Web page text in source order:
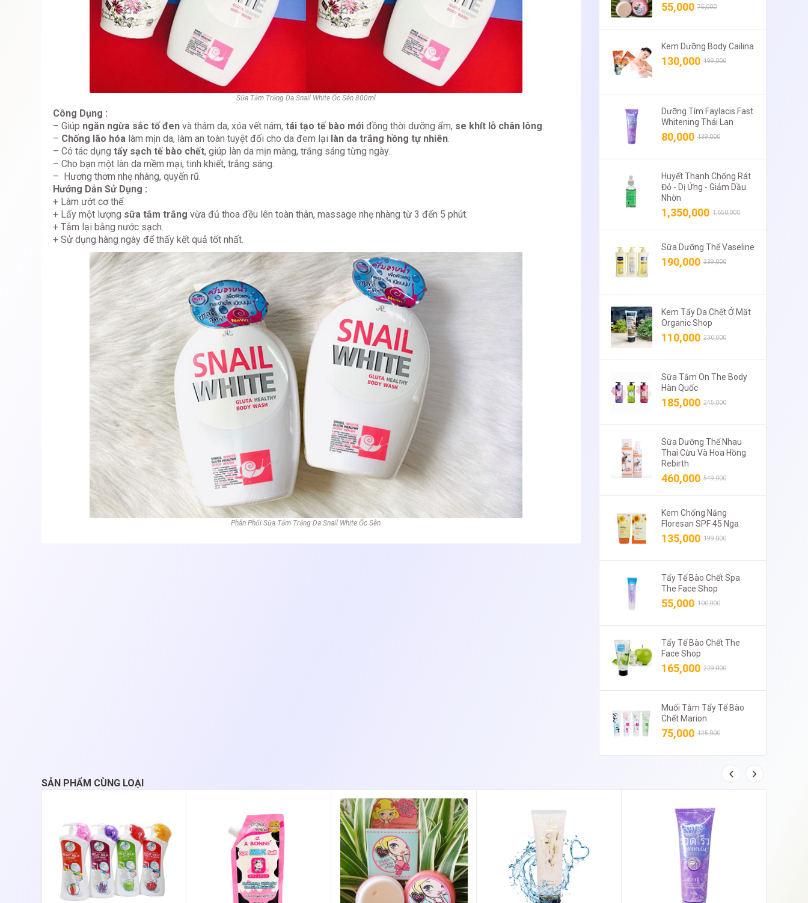
Sữa Tắm Trắng Da Snail White Ốc Sên 800ml
Công Dụng :
– Giúp ngăn ngừa sắc tố đen và thâm da, xóa vết nám, tái tạo tế bào mới đồng thời dưỡng ẩm, se khít lỗ chân lông.
– Chống lão hóa làm mịn da, làm an toàn tuyệt đối cho da đem lại làn da trắng hồng tự nhiên.
– Có tác dụng tẩy sạch tế bào chết, giúp làn da mịn màng, trắng sáng từng ngày.
– Cho bạn một làn da mềm mại, tinh khiết, trắng sáng.
– Hương thơm nhẹ nhàng, quyến rũ.
Hướng Dẫn Sử Dụng :
+ Làm ướt cơ thể.
+ Lấy một lượng sữa tắm trắng vừa đủ thoa đều lên toàn thân, massage nhẹ nhàng từ 3 đến 5 phút.
+ Tắm lại bằng nước sạch.
+ Sử dụng hàng ngày để thấy kết quả tốt nhất.
Phân Phối Sữa Tắm Trắng Da Snail White Ốc Sên
55,000 75,000
Kem Dưỡng Body Cailina
130,000 199,000
Dưỡng Tím Faylacis Fast
Whitening Thái Lan
80,000 139,000
Huyết Thanh Chống Rát
Đỏ - Dị Ứng - Giảm Dầu
Nhờn
1,350,000 1,650,000
Sữa Dưỡng Thể Vaseline
190,000 339,000
Kem Tẩy Da Chết Ở Mặt
Organic Shop
110,000 230,000
Sữa Tắm On The Body
Hàn Quốc
185,000 245,000
Sữa Dưỡng Thể Nhau
Thai Cừu Và Hoa Hồng
Rebirth
460,000 549,000
Kem Chống Nắng
Floresan SPF 45 Nga
135,000 199,000
Tẩy Tế Bào Chết Spa
The Face Shop
55,000 100,000
Tẩy Tế Bào Chết The
Face Shop
165,000 229,000
Muối Tắm Tẩy Tế Bào
Chết Marion
75,000 125,000
SẢN PHẨM CÙNG LOẠI